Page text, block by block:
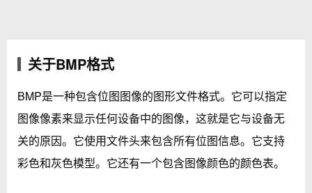
关于BMP格式
BMP是一种包含位图图像的图形文件格式。它可以指定
图像像素来显示任何设备中的图像，这就是它与设备无
关的原因。它使用文件头来包含所有位图信息。它支持
彩色和灰色模型。它还有一个包含图像颜色的颜色表。